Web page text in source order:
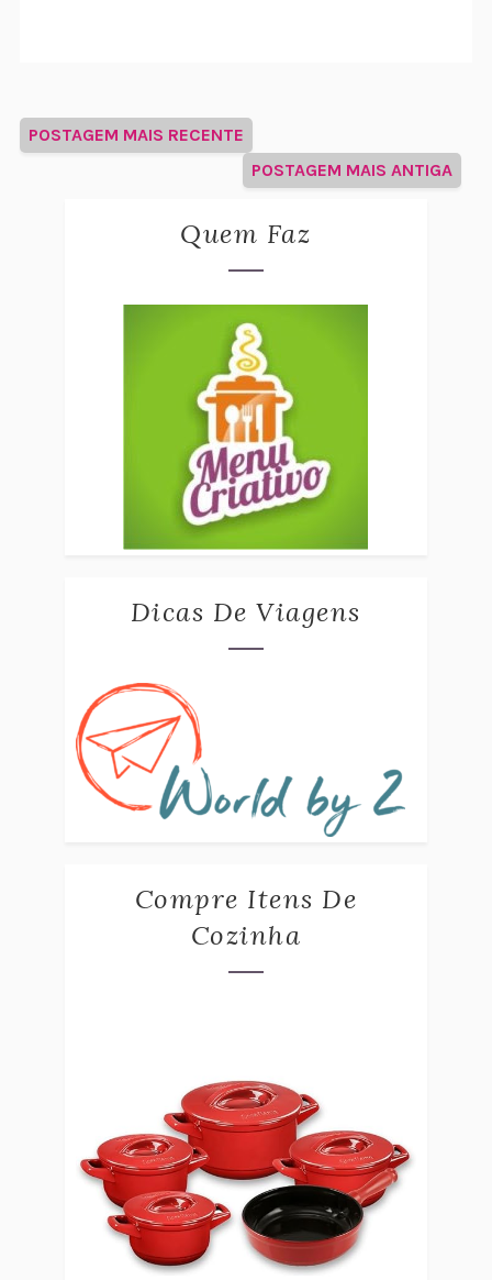
POSTAGEM MAIS RECENTE
POSTAGEM MAIS ANTIGA
Quem Faz
Dicas De Viagens
Compre Itens De
Cozinha